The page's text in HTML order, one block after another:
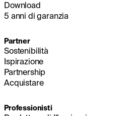
Download
5 anni di garanzia
Partner
Sostenibilità
Ispirazione
Partnership
Acquistare
Professionisti